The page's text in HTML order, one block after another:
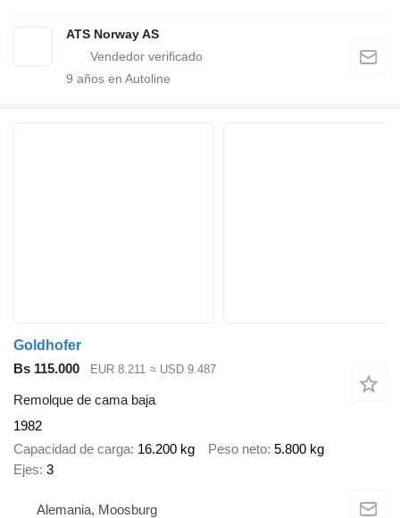
ATS Norway AS
9 años en Autoline
Goldhofer
Bs 115.000
EUR 8.211 ≈ USD 9.487
Remolque de cama baja
1982
Capacidad de carga 16.200 kg Peso neto 5.800 kg
Ejes 3
Alemania, Moosburg